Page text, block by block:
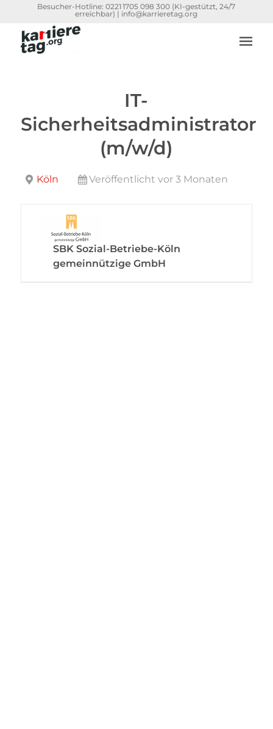
Besucher-Hotline:0221 1705 098 300 (KI-gestützt, 24/7
erreichbar) | info@karrieretag.org
IT-
Sicherheitsadministrator
(m/w/d)
Köln Veröffentlicht vor 3 Monaten
SBK Sozial-Betriebe-Köln
gemeinnützige GmbH